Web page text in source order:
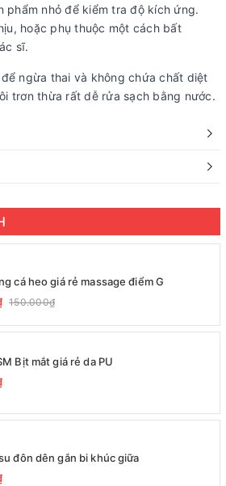
phẩm nhỏ để kiểm tra độ kích ứng.
hoặc phụ thuộc một cách bất
sĩ.
ngừa thai và không chứa chất diệt
trơn thừa rất dễ rửa sạch bằng nước.
cá heo giá rẻ massage điểm G
150.000₫
Bịt mắt giá rẻ da PU
đôn dên gắn bi khúc giữa